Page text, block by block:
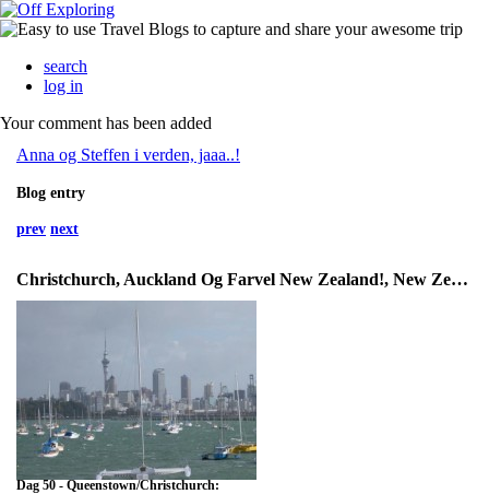
search
log in
Your comment has been added
Anna og Steffen i verden, jaaa..!
Blog entry
prev next
Christchurch, Auckland Og Farvel New Zealand!, New Zealand
Dag 50 - Queenstown/Christchurch: